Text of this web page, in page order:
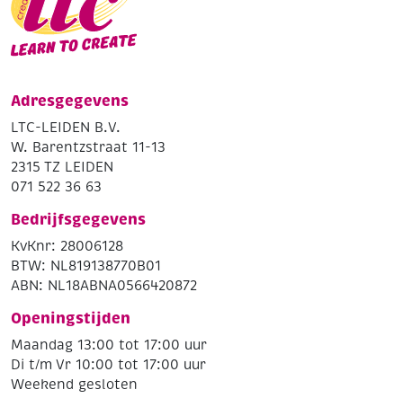
Adresgegevens
LTC-LEIDEN B.V.
W. Barentzstraat 11-13
2315 TZ LEIDEN
071 522 36 63
Bedrijfsgegevens
KvKnr: 28006128
BTW: NL819138770B01
ABN: NL18ABNA0566420872
Openingstijden
Maandag 13:00 tot 17:00 uur
Di t/m Vr 10:00 tot 17:00 uur
Weekend gesloten